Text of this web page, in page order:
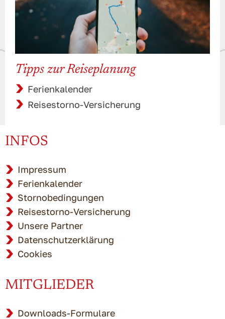
Tipps zur Reiseplanung
Ferienkalender
Reisestorno-Versicherung
INFOS
Impressum
Ferienkalender
Stornobedingungen
Reisestorno-Versicherung
Unsere Partner
Datenschutzerklärung
Cookies
MITGLIEDER
Downloads-Formulare